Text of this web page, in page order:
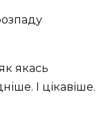
якась
І цікавіше.